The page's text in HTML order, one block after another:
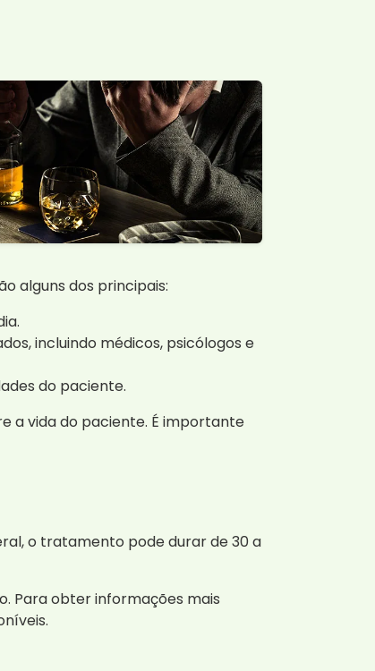
alguns dos principais:
incluindo médicos, psicólogos e
do paciente.
a vida do paciente. É importante
o tratamento pode durar de 30 a
Para obter informações mais